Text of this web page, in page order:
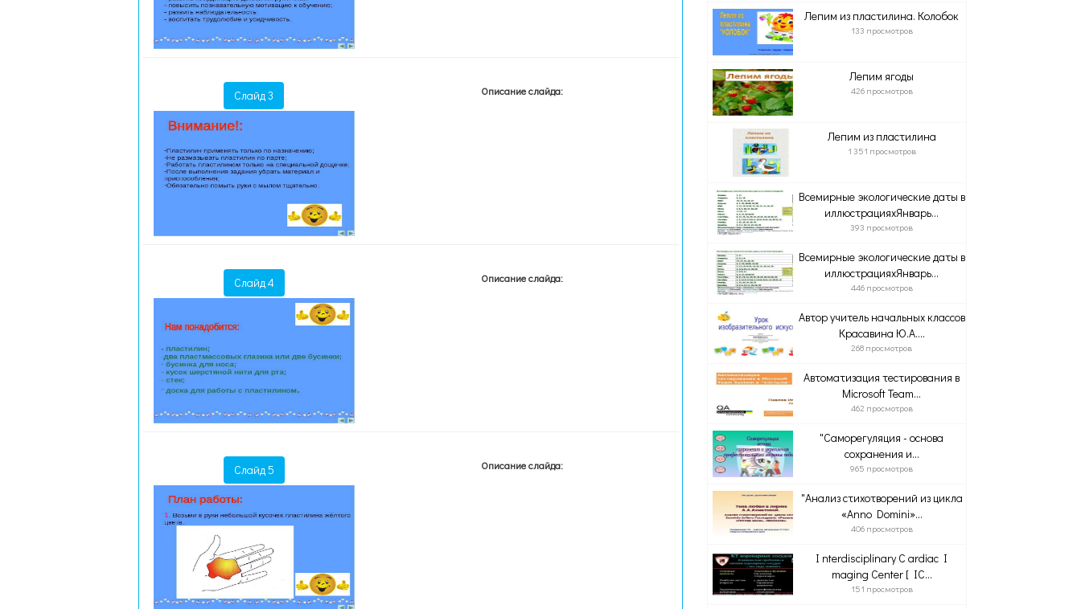
Слайд 3 Описание слайда:
Слайд 4 Описание слайда:
Слайд 5 Описание слайда:
Лепим из пластилина. Колобок
133 просмотров
Лепим ягоды
426 просмотров
Лепим из пластилина
1 351 просмотров
Всемирные экологические даты в
иллюстрацияхЯнварь...
393 просмотров
Всемирные экологические даты в
иллюстрацияхЯнварь...
446 просмотров
Автор учитель начальных классов
Красавина Ю.А....
268 просмотров
Автоматизация тестирования в
Microsoft Team...
462 просмотров
"Саморегуляция - основа
сохранения и...
965 просмотров
"Анализ стихотворений из цикла
«Anno Domini»...
406 просмотров
I nterdisciplinary C ardiac I
maging Center [ IC...
151 просмотров